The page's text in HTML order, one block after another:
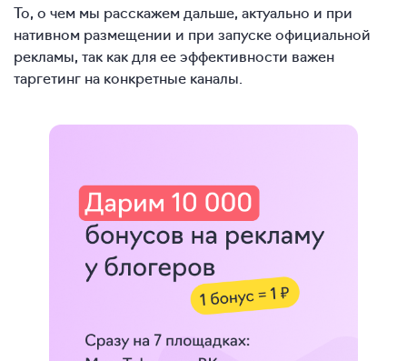
То, о чем мы расскажем дальше, актуально и при
нативном размещении и при запуске официальной
рекламы, так как для ее эффективности важен
таргетинг на конкретные каналы.